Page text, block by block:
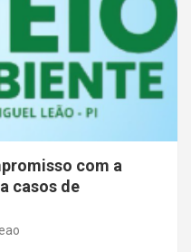
com a
casos de